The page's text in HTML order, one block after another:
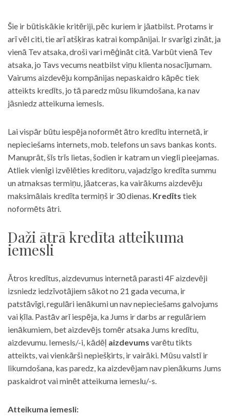
Šie ir būtiskākie kritēriji, pēc kuriem ir jāatbilst. Protams ir
arī vēl citi, tie arī atšķiras katrai kompānijai. Ir svarīgi zināt, ja
vienā Tev atsaka, droši vari mēģināt citā. Varbūt vienā Tev
atsaka, jo Tavs vecums neatbilst viņu klienta nosacījumam.
Vairums aizdevēju kompānijas nepaskaidro kāpēc tiek
atteikts kredīts, jo tā paredz mūsu likumdošana, ka nav
jāsniedz atteikuma iemesls.
Lai vispār būtu iespēja noformēt ātro kredītu internetā, ir
nepieciešams internets, mob. telefons un savs bankas konts.
Manuprāt, šīs trīs lietas, šodien ir katram un viegli pieejamas.
Atliek vienīgi izvēlēties kreditoru, vajadzīgo kredīta summu
un atmaksas termiņu, jāatceras, ka vairākums aizdevēju
maksimālais kredīta termiņš ir 30 dienas. Kredīts tiek
noformēts ātri.
Daži ātrā kredīta atteikuma
iemesli
Ātros kredītus, aizdevumus internetā parasti 4F aizdevēji
izsniedz iedzīvotājiem sākot no 21 gada vecuma, ir
patstāvīgi, regulāri ienākumi un nav nepieciešams galvojums
vai ķīla. Pastāv arī iespēja, ka Jums ir darbs ar regulāriem
ienākumiem, bet aizdevējs tomēr atsaka Jums kredītu,
aizdevumu. Iemesls/-i, kādēļ aizdevums varētu tikts
atteikts, vai vienkārši nepiešķirts, ir vairāki. Mūsu valstī ir
likumdošana, kas paredz, ka aizdevējam nav pienākums Jums
paskaidrot vai minēt atteikuma iemeslu/-s.
Atteikuma iemesli: